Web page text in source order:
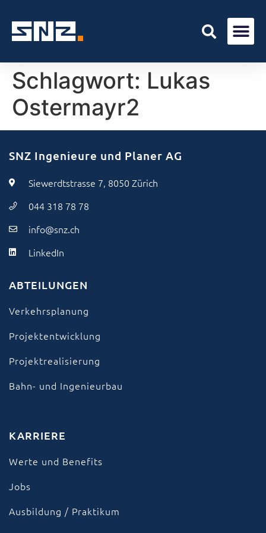
Schlagwort: Lukas
Ostermayr2
SNZ Ingenieure und Planer AG
Siewerdtstrasse 7, 8050 Zürich
044 318 78 78
info@snz.ch
LinkedIn
ABTEILUNGEN
Verkehrsplanung
Projektentwicklung
Projektrealisierung
Bahn- und Ingenieurbau
KARRIERE
Werte und Benefits
Jobs
Ausbildung / Praktikum